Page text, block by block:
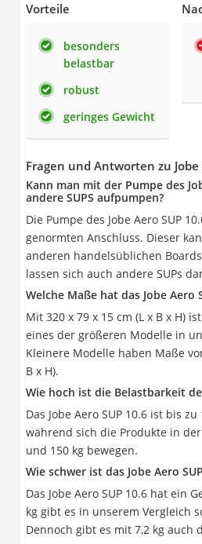
Vorteile
besonders
belastbar
robust
geringes Gewicht
Fragen und Antworten zu Jobe
Kann man mit der Pumpe des
andere SUPS aufpumpen?
Die Pumpe des Jobe Aero SUP
genormten Anschluss. Dieser
anderen handelsüblichen
lassen sich auch andere SUPs
Welche Maße hat das Jobe Aero
Mit 320 x 79 x 15 cm (L x B x H)
eines der größeren Modelle in
Kleinere Modelle haben Maße
B x H).
Wie hoch ist die Belastbarkeit
Das Jobe Aero SUP 10.6 ist bis
während sich die Produkte in
und 150 kg bewegen.
Wie schwer ist das Jobe Aero
Das Jobe Aero SUP 10.6 hat ein
kg gibt es in unserem Vergleich
Dennoch gibt es mit 7,2 kg auch